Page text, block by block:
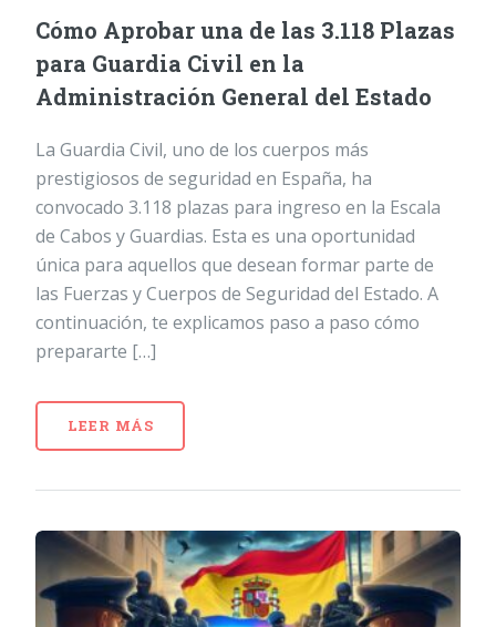
Cómo Aprobar una de las 3.118 Plazas
para Guardia Civil en la
Administración General del Estado
La Guardia Civil, uno de los cuerpos más
prestigiosos de seguridad en España, ha
convocado 3.118 plazas para ingreso en la Escala
de Cabos y Guardias. Esta es una oportunidad
única para aquellos que desean formar parte de
las Fuerzas y Cuerpos de Seguridad del Estado. A
continuación, te explicamos paso a paso cómo
prepararte […]
LEER MÁS